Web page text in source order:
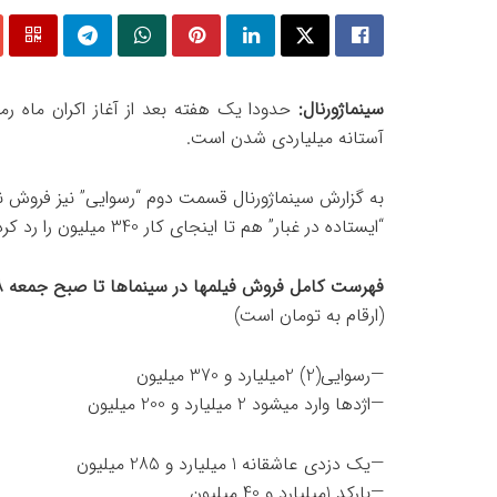
سینماژورنال: حدودا یک هفته بعد از آغاز اکران ماه
آستانه میلیاردی شدن است.
به گزارش سینماژورنال قسمت دوم “رسوایی” نیز
“ایستاده در غبار” هم تا اینجای کار 340 میلیون را رد کرده است.
فهرست کامل فروش فیلمها در سینماها تا صبح جمعه 28 خرداد 95
(ارقام به تومان است)
—رسوایی(2) 2میلیارد و 370 میلیون
—اژدها وارد میشود 2 میلیارد و 200 میلیون
—یک دزدی عاشقانه 1 میلیارد و 285 میلیون